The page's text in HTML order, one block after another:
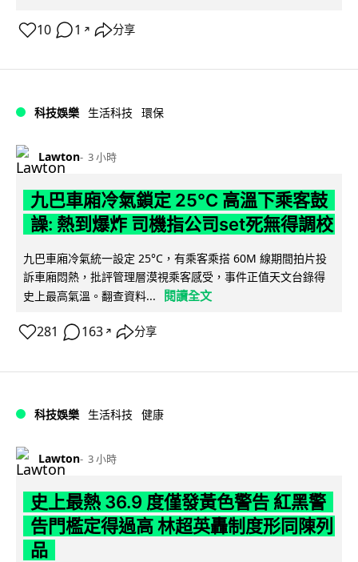
10 1 ↗ 分享
科技娛樂 生活科技 環保
Lawton 3 小時
九巴車廂冷氣鎖定 25°C 高溫下乘客鼓
譟: 熱到爆炸 司機指公司set死無得調校
九巴車廂冷氣統一設定 25°C，有乘客乘搭 60M 線期間拍片投
訴車廂悶熱，批評管理層漠視乘客感受，事件正值天文台錄得
史上最高氣溫。翻查資料...
閱讀全文
281 163 ↗ 分享
科技娛樂 生活科技 健康
Lawton 3 小時
史上最熱 36.9 度僅發黃色警告 紅黑警
告門檻定得過高 林超英轟制度形同陳列
品